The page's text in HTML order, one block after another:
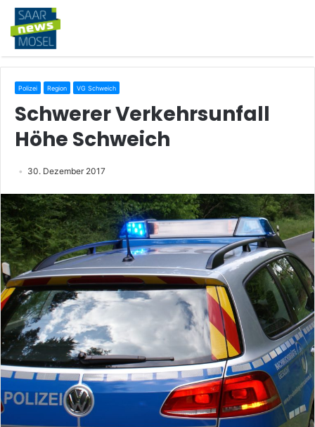
Polizei Region VG Schweich
Schwerer Verkehrsunfall
Höhe Schweich
30. Dezember 2017